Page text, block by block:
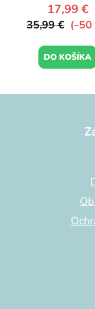
17,99 €
35,99 € (–50
DO KOŠÍKA